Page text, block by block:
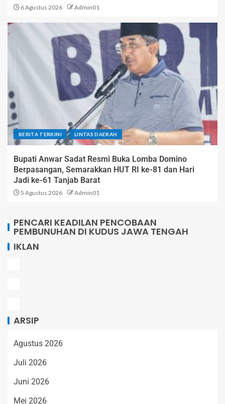
6 Agustus 2026 Admin01
BERITA TERKINI LINTAS DAERAH
Bupati Anwar Sadat Resmi Buka Lomba Domino
Berpasangan, Semarakkan HUT RI ke-81 dan Hari
Jadi ke-61 Tanjab Barat
5 Agustus 2026 Admin01
PENCARI KEADILAN PENCOBAAN
PEMBUNUHAN DI KUDUS JAWA TENGAH
IKLAN
ARSIP
Agustus 2026
Juli 2026
Juni 2026
Mei 2026